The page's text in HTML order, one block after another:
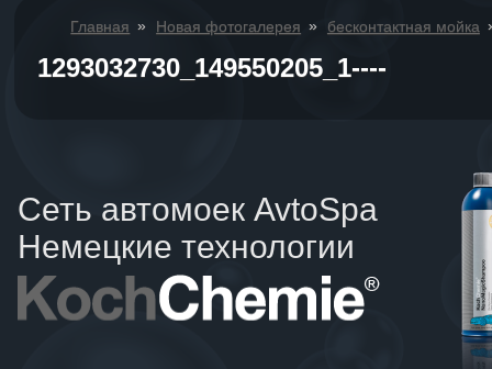
Главная » Новая фотогалерея » бесконтактная мойка
1293032730_149550205_1----
Сеть автомоек AvtoSpa
Немецкие технологии